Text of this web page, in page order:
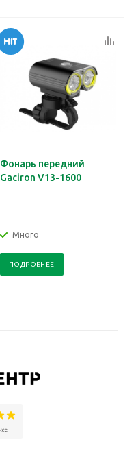
Фонарь передний
Gaciron V13-1600
Много
ПОДРОБНЕЕ